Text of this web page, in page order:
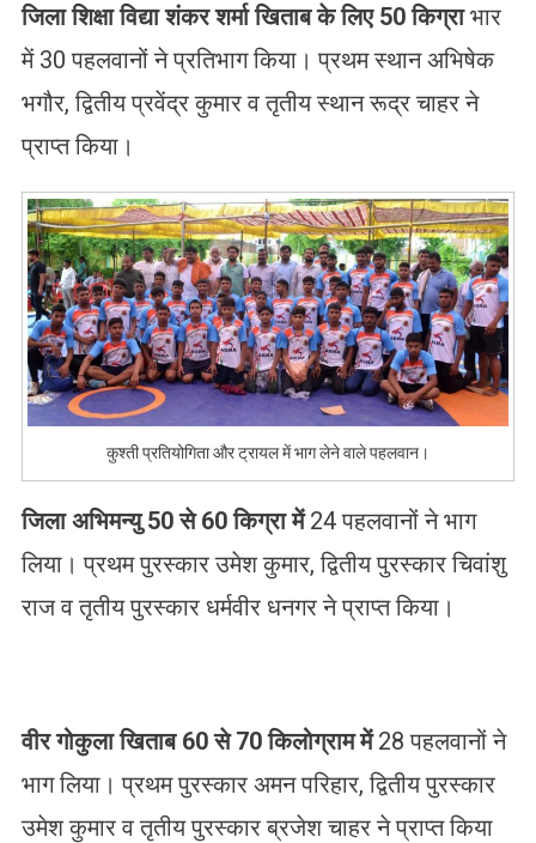
जिला शिक्षा विद्या शंकर शर्मा खिताब के लिए 50किग्राभार
में 30 पहलवानों ने प्रतिभाग किया। प्रथम स्थान अभिषेक
भगौर, द्वितीय प्रवेंद्र कुमार व तृतीय स्थान रूद्र चाहर ने
प्राप्त किया।
कुश्ती प्रतियोगिता और ट्रायल में भाग लेने वाले पहलवान।
जिला अभिमन्यु 50से 60किग्रा में24 पहलवानों ने भाग
लिया। प्रथम पुरस्कार उमेश कुमार, द्वितीय पुरस्कार चिवांशु
राज व तृतीय पुरस्कार धर्मवीर धनगर ने प्राप्त किया।
वीर गोकुला खिताब 60से 70किलोग्राम में28 पहलवानों ने
भाग लिया। प्रथम पुरस्कार अमन परिहार, द्वितीय पुरस्कार
उमेश कुमार व तृतीय पुरस्कार ब्रजेश चाहर ने प्राप्त किया